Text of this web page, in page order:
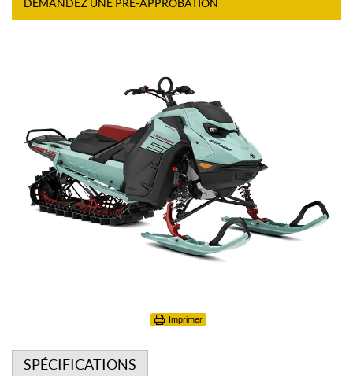
DEMANDEZ UNE PRÉ-APPROBATION
Imprimer
SPÉCIFICATIONS